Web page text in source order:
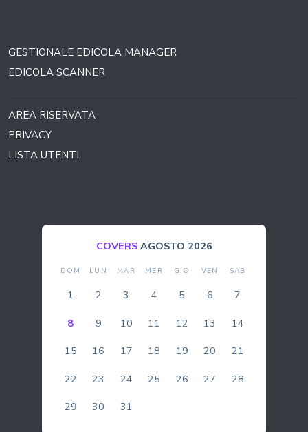
GESTIONALE EDICOLA MANAGER
EDICOLA SCANNER
AREA RISERVATA
PRIVACY
LISTA UTENTI
COVERS AGOSTO 2026
DOM LUN MAR MER GIO VEN SAB
1 2 3 4 5 6 7
8 9 10 11 12 13 14
15 16 17 18 19 20 21
22 23 24 25 26 27 28
29 30 31